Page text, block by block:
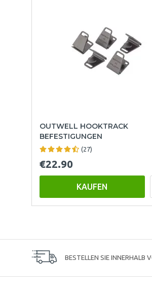
OUTWELL HOOKTRACK
BEFESTIGUNGEN
(27)
€22.90
KAUFEN
BESTELLEN SIE INNERHALB